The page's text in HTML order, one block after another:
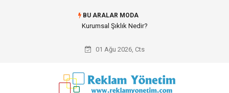
BU ARALAR MODA
Bitumen storage tank (Bitüm depolama tankı) ile Endüstriyel Tesislerde
01 Ağu 2026, Cts